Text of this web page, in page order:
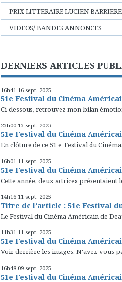
PRIX LITTERAIRE LUCIEN BARRIERE
VIDEOS/ BANDES ANNONCES
DERNIERS ARTICLES
16h41 16 sept. 2025
51e Festival du Cinéma
Ci-dessous, retrouvez mon bilan
23h00 13 sept. 2025
51e Festival du Cinéma
En clôture de ce 51 e Festival du
16h01 11 sept. 2025
51e Festival du Cinéma
Cette année, deux actrices présentaient
14h16 11 sept. 2025
Titre de l’article : 51e Festival
Le Festival du Cinéma Américain de
11h31 11 sept. 2025
51e Festival du Cinéma
Voir derrière les images. N'avez-vous
16h48 09 sept. 2025
51e Festival du Cinéma